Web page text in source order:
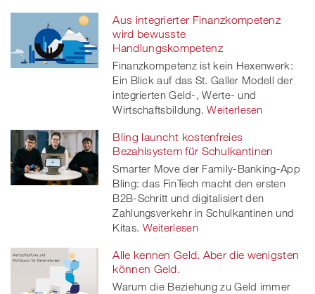
Aus integrierter Finanzkompetenz
wird bewusste
Handlungskompetenz
Finanzkompetenz ist kein Hexenwerk:
Ein Blick auf das St. Galler Modell der
integrierten Geld-, Werte- und
Wirtschaftsbildung. Weiterlesen
Bling launcht kostenfreies
Bezahlsystem für Schulkantinen
Smarter Move der Family-Banking-App
Bling: das FinTech macht den ersten
B2B-Schritt und digitalisiert den
Zahlungsverkehr in Schulkantinen und
Kitas. Weiterlesen
Alle kennen Geld. Aber die wenigsten
können Geld.
Warum die Beziehung zu Geld immer